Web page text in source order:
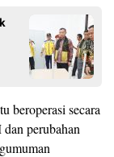
beroperasi secara
perubahan